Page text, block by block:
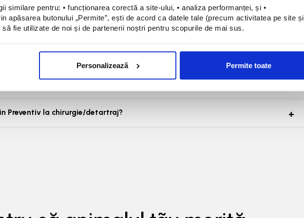
similare pentru: • funcționarea corectă a site-ului, • analiza performanței, și •
apăsarea butonului „Permite”, ești de acord ca datele tale (precum activitatea pe site și
fie utilizate de noi și de partenerii noștri pentru scopurile de mai sus.
Personalizează Permite toate
problemă sau verificare. Mulți clienți vin lunar.
afecțiuni incluse?
pentru consultații nelimitate?
Preventiv la chirurgie/detartraj?